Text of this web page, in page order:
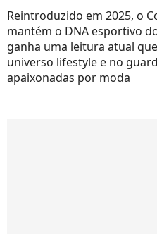
Reintroduzido em 2025, o
mantém o DNA esportivo
ganha uma leitura atual
universo lifestyle e no
apaixonadas por moda